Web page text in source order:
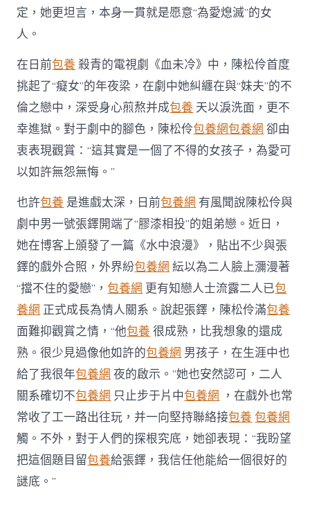
定，她更坦言，本身一貫就是愿意“為愛熄滅”的女
人。
在日前包養 殺青的電視劇《血未冷》中，陳松伶首度
挑起了“癡女”的年夜梁，在劇中她糾纏在與“妹夫”的不
倫之戀中，深受身心煎熬并成包養 天以淚洗面，更不
幸進獄。對于劇中的腳色，陳松伶包養網包養網 卻由
衷表現觀賞：“這其實是一個了不得的女孩子，為愛可
以如許無怨無悔。”
也許包養 是進戲太深，日前包養網 有風聞說陳松伶與
劇中男一號張鐸開端了“膠漆相投”的姐弟戀。近日，
她在博客上頒發了一篇《水中浪漫》，貼出不少與張
鐸的戲外合照，外界紛包養網 紜以為二人臉上瀰漫著
“擋不住的愛戀”，包養網 更有知戀人士流露二人已包
養網 正式成長為情人關系。說起張鐸，陳松伶滿包養
面難抑觀賞之情，“他包養 很成熟，比我想象的還成
熟。很少見過像他如許的包養網 男孩子，在生涯中也
給了我很年包養網 夜的啟示。”她也安然認可，二人
關系確切不包養網 只止步于片中包養網 ，在戲外也常
常收了工一路出往玩，并一向堅持聯絡接包養 包養網
觸。不外，對于人們的探根究底，她卻表現：“我盼望
把這個題目留包養給張鐸，我信任他能給一個很好的
謎底。”